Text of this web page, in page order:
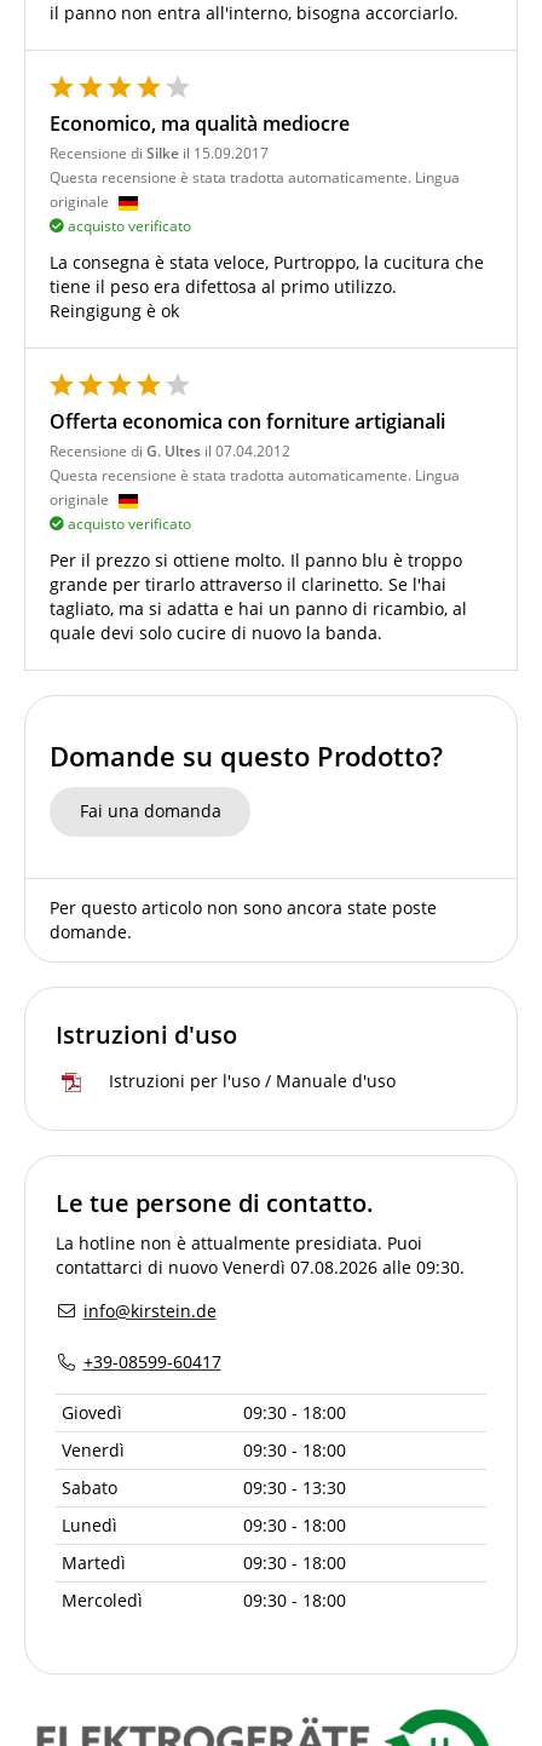
il panno non entra all'interno, bisogna accorciarlo.
Economico, ma qualità mediocre
Recensione di Silke il 15.09.2017
Questa recensione è stata tradotta automaticamente. Lingua
originale
acquisto verificato
La consegna è stata veloce, Purtroppo, la cucitura che
tiene il peso era difettosa al primo utilizzo.
Reingigung è ok
Offerta economica con forniture artigianali
Recensione di G. Ultes il 07.04.2012
Questa recensione è stata tradotta automaticamente. Lingua
originale
acquisto verificato
Per il prezzo si ottiene molto. Il panno blu è troppo
grande per tirarlo attraverso il clarinetto. Se l'hai
tagliato, ma si adatta e hai un panno di ricambio, al
quale devi solo cucire di nuovo la banda.
Domande su questo Prodotto?
Fai una domanda
Per questo articolo non sono ancora state poste
domande.
Istruzioni d'uso
Istruzioni per l'uso / Manuale d'uso
Le tue persone di contatto.
La hotline non è attualmente presidiata. Puoi
contattarci di nuovo Venerdì 07.08.2026 alle 09:30.
info@kirstein.de
+39-08599-60417
Giovedì
09:30 - 18:00
Venerdì
09:30 - 18:00
Sabato
09:30 - 13:30
Lunedì
09:30 - 18:00
Martedì
09:30 - 18:00
Mercoledì
09:30 - 18:00